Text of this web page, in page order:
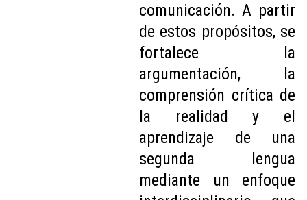
comunicación. A partir
de estos propósitos, se
fortalece la
argumentación, la
comprensión crítica de
la realidad y el
aprendizaje de una
segunda lengua
mediante un enfoque